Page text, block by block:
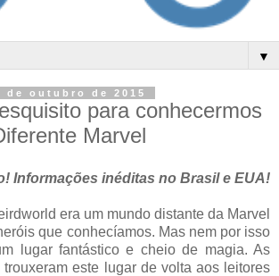
▼
outubro de 2015
para conhecermos
Marvel
Informações inéditas no Brasil e EUA!
era um mundo distante da Marvel
que conhecíamos. Mas nem por isso
lugar fantástico e cheio de magia. As
trouxeram este lugar de volta aos leitores